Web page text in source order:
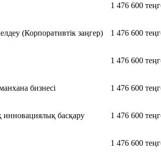
1 476 600
(Корпоративтік заңгер) 1 476 600
1 476 600
бизнесі 1 476 600
басқару 1 476 600
1 476 600